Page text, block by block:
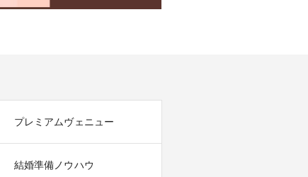
プレミアムヴェニュー
結婚準備ノウハウ